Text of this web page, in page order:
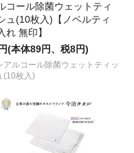
コール除菌ウェットティ
ュ(10枚入)【ノベルティ
れ 無印】
(本体89円、税8円)
アルコール除菌ウェットティッ
(10枚入)